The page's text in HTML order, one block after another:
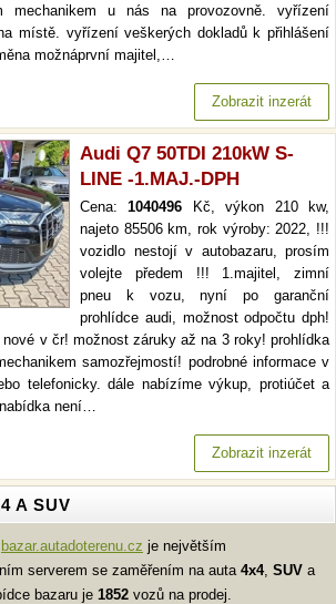
mechanikem u nás na provozovně. vyřízení
místě. vyřízení veškerých dokladů k přihlášení
možnáprvní majitel,…
Zobrazit inzerát
Audi Q7 50TDI 210kW S-
LINE -1.MAJ.-DPH
Cena:1040496 Kč, výkon 210 kw,
najeto 85506 km, rok výroby: 2022, !!!
vozidlo nestojí v autobazaru, prosím
volejte předem !!! 1.majitel, zimní
pneu k vozu, nyní po garanční
prohlídce audi, možnost odpočtu dph!
nové v čr! možnost záruky až na 3 roky! prohlídka
samozřejmostí! podrobné informace v
telefonicky. dále nabízíme výkup, protiúčet a
není…
Zobrazit inzerát
A SUV
bazar.autadoterenu.cz je největším
serverem se zaměřením na auta 4x4, SUV a
bazaru je 1852 vozů na prodej.